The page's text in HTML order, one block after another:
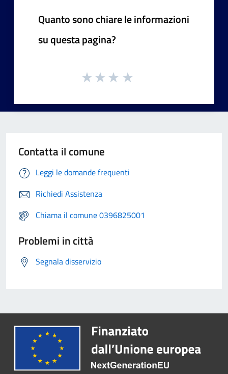
Quanto sono chiare le informazioni
su questa pagina?
Contatta il comune
Leggi le domande frequenti
Richiedi Assistenza
Chiama il comune 0396825001
Problemi in città
Segnala disservizio